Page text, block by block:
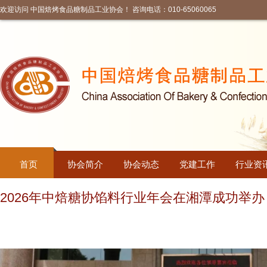
欢迎访问 中国焙烤食品糖制品工业协会！ 咨询电话：010-65060065
首页 协会简介 协会动态 党建工作 行业资
2026年中焙糖协馅料行业年会在湘潭成功举办